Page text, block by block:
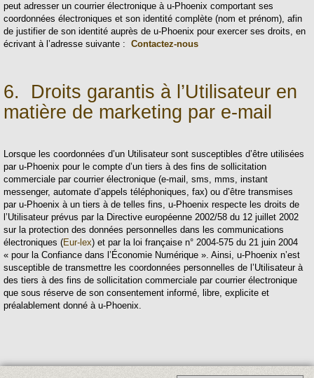
peut adresser un courrier électronique à u-Phoenix comportant ses
coordonnées électroniques et son identité complète (nom et prénom), afin
de justifier de son identité auprès de u-Phoenix pour exercer ses droits, en
écrivant à l’adresse suivante : Contactez-nous
6. Droits garantis à l’Utilisateur en
matière de marketing par e-mail
Lorsque les coordonnées d’un Utilisateur sont susceptibles d’être utilisées
par u-Phoenix pour le compte d’un tiers à des fins de sollicitation
commerciale par courrier électronique (e-mail, sms, mms, instant
messenger, automate d’appels téléphoniques, fax) ou d’être transmises
par u-Phoenix à un tiers à de telles fins, u-Phoenix respecte les droits de
l’Utilisateur prévus par la Directive européenne 2002/58 du 12 juillet 2002
sur la protection des données personnelles dans les communications
électroniques (Eur-lex) et par la loi française n° 2004-575 du 21 juin 2004
« pour la Confiance dans l’Économie Numérique ». Ainsi, u-Phoenix n’est
susceptible de transmettre les coordonnées personnelles de l’Utilisateur à
des tiers à des fins de sollicitation commerciale par courrier électronique
que sous réserve de son consentement informé, libre, explicite et
préalablement donné à u-Phoenix.